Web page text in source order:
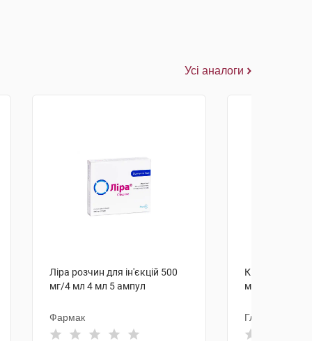
Усі аналоги
Ліра розчин для ін'єкцій 500
мг/4 мл 4 мл 5 ампул
Фармак
Кваніл
мг/мл 30 мл 1
Гледфарм